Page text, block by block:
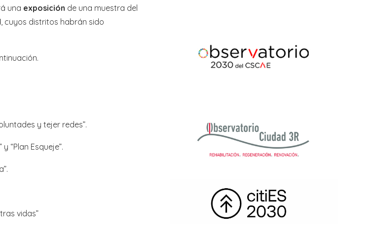
una exposición de una muestra del
, cuyos distritos habrán sido
y tejer redes”.
“Plan Esqueje”.
vidas”